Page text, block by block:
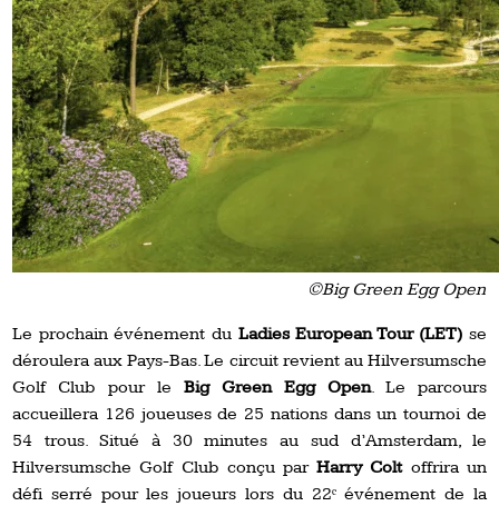
©Big Green Egg Open
Le prochain événement duLadies European Tour (LET) se
déroulera aux Pays-Bas. Le circuit revient au Hilversumsche
Golf Club pour le Big Green Egg Open. Le parcours
accueillera 126 joueuses de 25 nations dans un tournoi de
54 trous. Situé à 30 minutes au sud d’Amsterdam, le
Hilversumsche Golf Club conçu parHarry Coltoffrira un
défi serré pour les joueurs lors du 22ᵉ événement de la